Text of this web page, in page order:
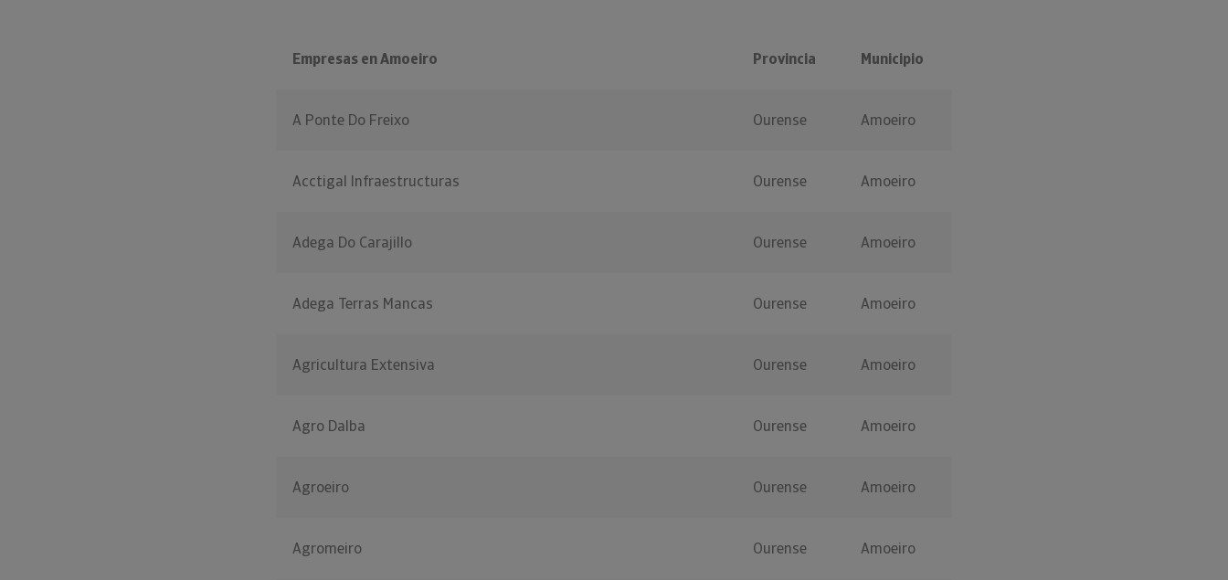
Empresas en Amoeiro Provincia Municipio
A Ponte Do Freixo Ourense Amoeiro
Acctigal Infraestructuras Ourense Amoeiro
Adega Do Carajillo Ourense Amoeiro
Adega Terras Mancas Ourense Amoeiro
Agricultura Extensiva Ourense Amoeiro
Agro Dalba Ourense Amoeiro
Agroeiro Ourense Amoeiro
Agromeiro Ourense Amoeiro